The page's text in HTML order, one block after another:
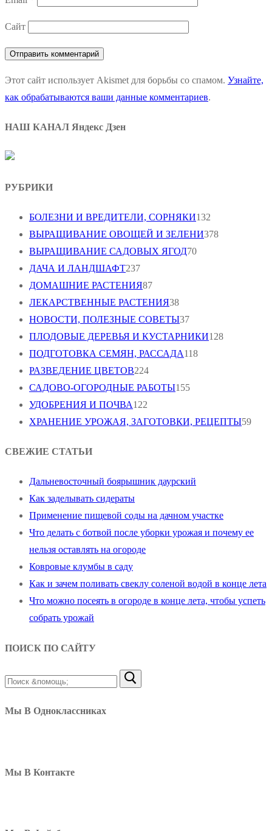
Сайт
Этот сайт использует Akismet для борьбы со спамом. Узнайте,
как обрабатываются ваши данные комментариев.
НАШ КАНАЛ Яндекс Дзен
РУБРИКИ
БОЛЕЗНИ И ВРЕДИТЕЛИ, СОРНЯКИ132
ВЫРАЩИВАНИЕ ОВОЩЕЙ И ЗЕЛЕНИ378
ВЫРАЩИВАНИЕ САДОВЫХ ЯГОД70
ДАЧА И ЛАНДШАФТ237
ДОМАШНИЕ РАСТЕНИЯ87
ЛЕКАРСТВЕННЫЕ РАСТЕНИЯ38
НОВОСТИ, ПОЛЕЗНЫЕ СОВЕТЫ37
ПЛОДОВЫЕ ДЕРЕВЬЯ И КУСТАРНИКИ128
ПОДГОТОВКА СЕМЯН, РАССАДА118
РАЗВЕДЕНИЕ ЦВЕТОВ224
САДОВО-ОГОРОДНЫЕ РАБОТЫ155
УДОБРЕНИЯ И ПОЧВА122
ХРАНЕНИЕ УРОЖАЯ, ЗАГОТОВКИ, РЕЦЕПТЫ59
СВЕЖИЕ СТАТЬИ
Дальневосточный боярышник даурский
Как заделывать сидераты
Применение пищевой соды на дачном участке
Что делать с ботвой после уборки урожая и почему ее
нельзя оставлять на огороде
Ковровые клумбы в саду
Как и зачем поливать свеклу соленой водой в конце лета
Что можно посеять в огороде в конце лета, чтобы успеть
собрать урожай
ПОИСК ПО САЙТУ
Найти:
Мы В Одноклассниках
Мы В Контакте